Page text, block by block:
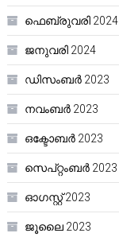
ഫെബ്രുവരി 2024
ജനുവരി 2024
ഡിസംബർ 2023
നവംബർ 2023
ഒക്ടോബർ 2023
സെപ്റ്റംബർ 2023
ഓഗസ്റ്റ്‌ 2023
ജൂലൈ 2023